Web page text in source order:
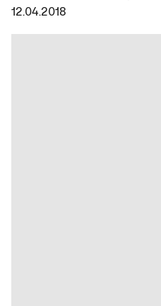
12.04.2018